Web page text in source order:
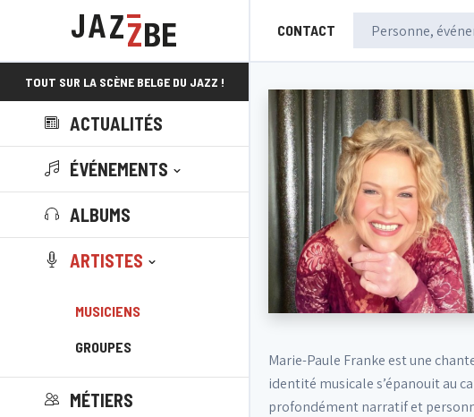
CONTACT
TOUT SUR LA SCÈNE BELGE DU JAZZ !
ACTUALITÉS
ÉVÉNEMENTS
ALBUMS
ARTISTES
MUSICIENS
GROUPES
MÉTIERS
Marie-Paule Franke est une
identité musicale s’épanouit au
profondément narratif et